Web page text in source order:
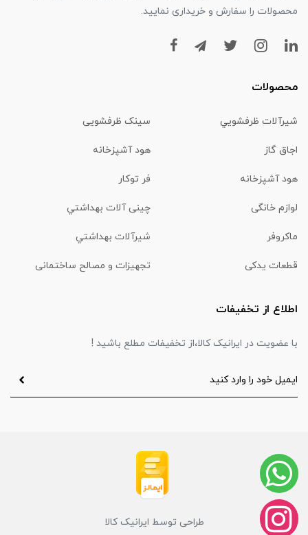
محصولات را سفارش و خریداری نمایید.
محصولات
شیرآلات ظرفشويي سینک ظرفشویی
اجاق گاز هود آشپزخانه
هود آشپزخانه فر توکار
لوازم خانگی چینی آلات بهداشتي
ماكروفر شیرآلات بهداشتي
قطعات یدکی تجهیزات و مصالح ساختمانی
اطلاع از تخفیفات
با عضویت در ایرانیک کالا،از تخفیفات مطلع باشید !
طراحی توسط ایرانیک کالا